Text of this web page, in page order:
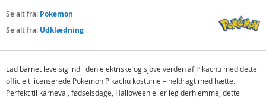
Se alt fra: Pokemon
Se alt fra: Udklædning
Lad barnet leve sig ind i den elektriske og sjove verden af Pikachu med dette
officielt licenserede Pokemon Pikachu kostume – heldragt med hætte.
Perfekt til karneval, fødselsdage, Halloween eller leg derhjemme, dette